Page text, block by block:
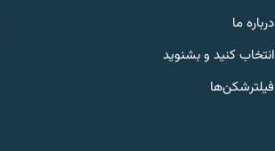
درباره ما
انتخاب کنید و بشنوید
فیلترشکن‌ها